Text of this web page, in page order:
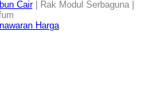
Cair| Rak Modul Serbaguna |
Harga